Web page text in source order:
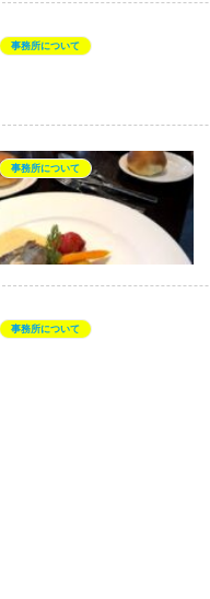
事務所について
事務所について
事務所について